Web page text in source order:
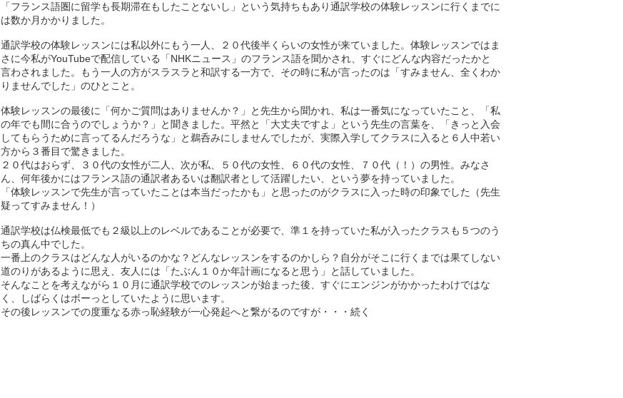
「フランス語圏に留学も長期滞在もしたことないし」という気持ちもあり通訳学校の体験レッスンに行くまでに
は数か月かかりました。
通訳学校の体験レッスンには私以外にもう一人、２０代後半くらいの女性が来ていました。体験レッスンではま
さに今私がYouTubeで配信している「NHKニュース」のフランス語を聞かされ、すぐにどんな内容だったかと
言わされました。もう一人の方がスラスラと和訳する一方で、その時に私が言ったのは「すみません、全くわか
りませんでした」のひとこと。
体験レッスンの最後に「何かご質問はありませんか？」と先生から聞かれ、私は一番気になっていたこと、「私
の年でも間に合うのでしょうか？」と聞きました。平然と「大丈夫ですよ」という先生の言葉を、「きっと入会
してもらうために言ってるんだろうな」と鵜呑みにしませんでしたが、実際入学してクラスに入ると６人中若い
方から３番目で驚きました。
２０代はおらず、３０代の女性が二人、次が私、５０代の女性、６０代の女性、７０代（！）の男性。みなさ
ん、何年後かにはフランス語の通訳者あるいは翻訳者として活躍したい、という夢を持っていました。
「体験レッスンで先生が言っていたことは本当だったかも」と思ったのがクラスに入った時の印象でした（先生
疑ってすみません！）
通訳学校は仏検最低でも２級以上のレベルであることが必要で、準１を持っていた私が入ったクラスも５つのう
ちの真ん中でした。
一番上のクラスはどんな人がいるのかな？どんなレッスンをするのかしら？自分がそこに行くまでは果てしない
道のりがあるように思え、友人には「たぶん１０か年計画になると思う」と話していました。
そんなことを考えながら１０月に通訳学校でのレッスンが始まった後、すぐにエンジンがかかったわけではな
く、しばらくはボーっとしていたように思います。
その後レッスンでの度重なる赤っ恥経験が一心発起へと繋がるのですが・・・続く